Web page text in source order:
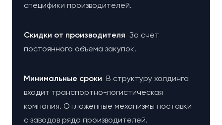
специфики производителей.
Cкидки от производителя За счет
постоянного объема закупок.
Минимальные сроки В структуру холдинга
входит транспортно-логистическая
компания. Отлаженные механизмы поставки
с заводов ряда производителей.